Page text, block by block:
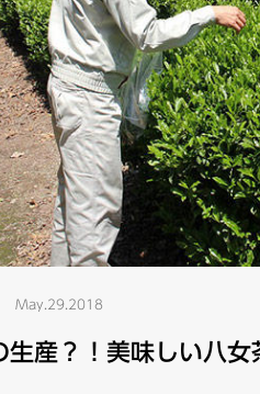
産？！美味しい八女
May.29.2018